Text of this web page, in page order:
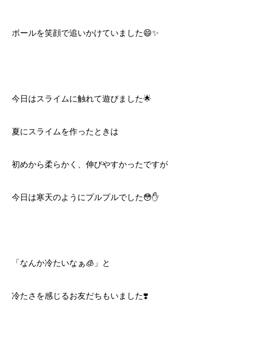
ボールを笑顔で追いかけていました😄✨
今日はスライムに触れて遊びました🌟
夏にスライムを作ったときは
初めから柔らかく、伸びやすかったですが
今日は寒天のようにプルプルでした😳✋
「なんか冷たいなぁ🧊」と
冷たさを感じるお友だちもいました❣️